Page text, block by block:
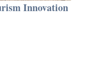
Innovation